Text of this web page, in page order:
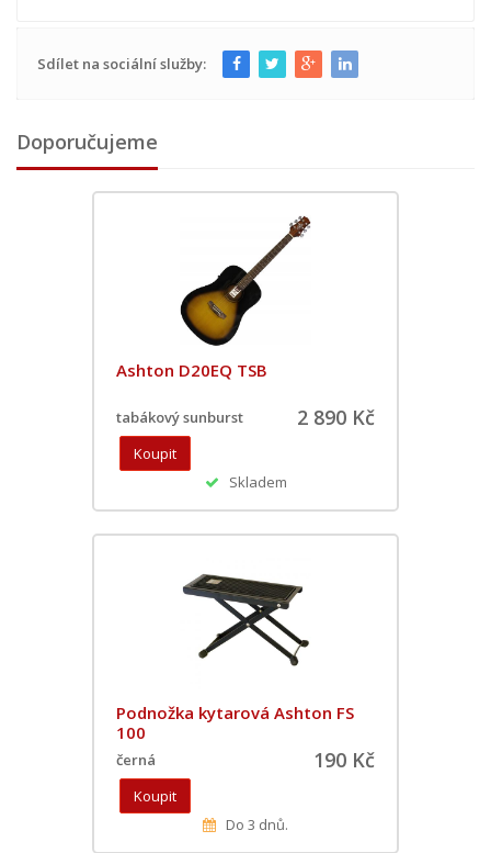
Sdílet na sociální služby:
Doporučujeme
Ashton D20EQ TSB
tabákový sunburst 2 890 Kč
Skladem
Podnožka kytarová Ashton FS
100
černá 190 Kč
Do 3 dnů.